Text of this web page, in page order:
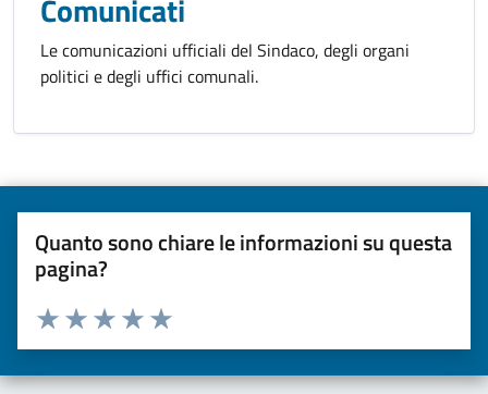
Comunicati
Le comunicazioni ufficiali del Sindaco, degli organi
politici e degli uffici comunali.
Quanto sono chiare le informazioni su questa
pagina?
Valuta da 1 a 5 stelle la pagina
Valuta 5 stelle su 5
Valuta 4 stelle su 5
Valuta 3 stelle su 5
Valuta 2 stelle su 5
Valuta una stella su 5